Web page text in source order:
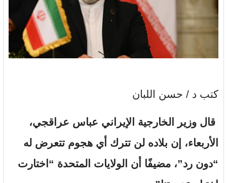
كتب د / حسن اللبان
قال وزير الخارجية الإيراني عباس عراقجي،
الأربعاء، إن بلاده لن تترك أي هجوم تتعرض له
“دون رد”، مضيفًا أن الولايات المتحدة “اختارت